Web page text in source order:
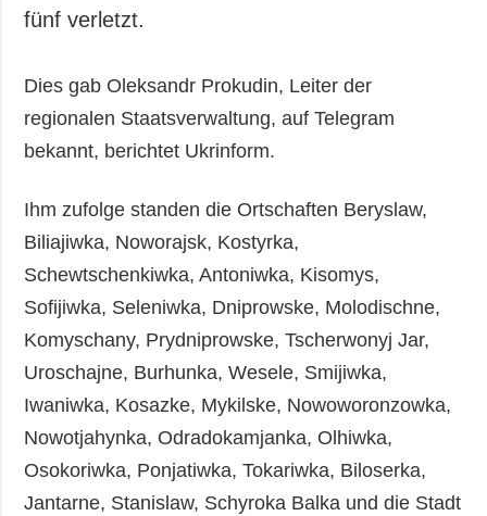
fünf verletzt.
Dies gab Oleksandr Prokudin, Leiter der
regionalen Staatsverwaltung, auf Telegram
bekannt, berichtet Ukrinform.
Ihm zufolge standen die Ortschaften Beryslaw,
Biliajiwka, Noworajsk, Kostyrka,
Schewtschenkiwka, Antoniwka, Kisomys,
Sofijiwka, Seleniwka, Dniprowske, Molodischne,
Komyschany, Prydniprowske, Tscherwonyj Jar,
Uroschajne, Burhunka, Wesele, Smijiwka,
Iwaniwka, Kosazke, Mykilske, Nowoworonzowka,
Nowotjahynka, Odradokamjanka, Olhiwka,
Osokoriwka, Ponjatiwka, Tokariwka, Biloserka,
Jantarne, Stanislaw, Schyroka Balka und die Stadt